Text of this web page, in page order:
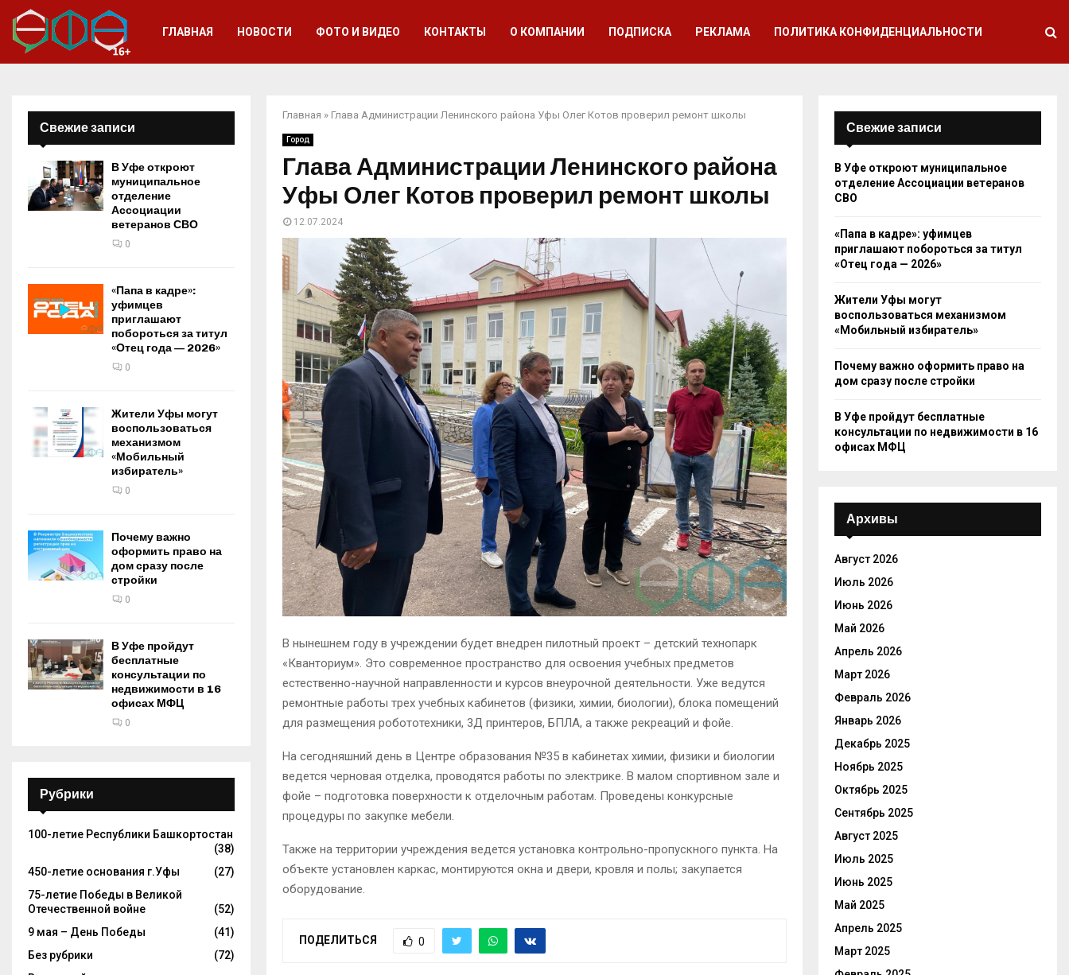
ГЛАВНАЯ НОВОСТИ ФОТО И ВИДЕО КОНТАКТЫ О КОМПАНИИ ПОДПИСКА РЕКЛАМА ПОЛИТИКА КОНФИДЕНЦИАЛЬНОСТИ
Главная » Глава Администрации Ленинского района Уфы Олег Котов проверил ремонт школы
Город
Глава Администрации Ленинского района
Уфы Олег Котов проверил ремонт школы
12.07.2024
В нынешнем году в учреждении будет внедрен пилотный проект – детский технопарк
«Кванториум». Это современное пространство для освоения учебных предметов
естественно-научной направленности и курсов внеурочной деятельности. Уже ведутся
ремонтные работы трех учебных кабинетов (физики, химии, биологии), блока помещений
для размещения робототехники, 3Д принтеров, БПЛА, а также рекреаций и фойе.
На сегодняшний день в Центре образования №35 в кабинетах химии, физики и биологии
ведется черновая отделка, проводятся работы по электрике. В малом спортивном зале и
фойе – подготовка поверхности к отделочным работам. Проведены конкурсные
процедуры по закупке мебели.
Также на территории учреждения ведется установка контрольно-пропускного пункта. На
объекте установлен каркас, монтируются окна и двери, кровля и полы; закупается
оборудование.
ПОДЕЛИТЬСЯ 0
Свежие записи
В Уфе откроют
муниципальное
отделение
Ассоциации
ветеранов СВО
0
«Папа в кадре»:
уфимцев
приглашают
побороться за титул
«Отец года — 2026»
0
Жители Уфы могут
воспользоваться
механизмом
«Мобильный
избиратель»
0
Почему важно
оформить право на
дом сразу после
стройки
0
В Уфе пройдут
бесплатные
консультации по
недвижимости в 16
офисах МФЦ
0
Рубрики
100-летие Республики Башкортостан
(38)
450-летие основания г.Уфы
(27)
75-летие Победы в Великой
Отечественной войне
(52)
9 мая – День Победы
(41)
Без рубрики
(72)
Свежие записи
В Уфе откроют муниципальное
отделение Ассоциации ветеранов
СВО
«Папа в кадре»: уфимцев
приглашают побороться за титул
«Отец года — 2026»
Жители Уфы могут
воспользоваться механизмом
«Мобильный избиратель»
Почему важно оформить право на
дом сразу после стройки
В Уфе пройдут бесплатные
консультации по недвижимости в 16
офисах МФЦ
Архивы
Август 2026
Июль 2026
Июнь 2026
Май 2026
Апрель 2026
Март 2026
Февраль 2026
Январь 2026
Декабрь 2025
Ноябрь 2025
Октябрь 2025
Сентябрь 2025
Август 2025
Июль 2025
Июнь 2025
Май 2025
Апрель 2025
Март 2025